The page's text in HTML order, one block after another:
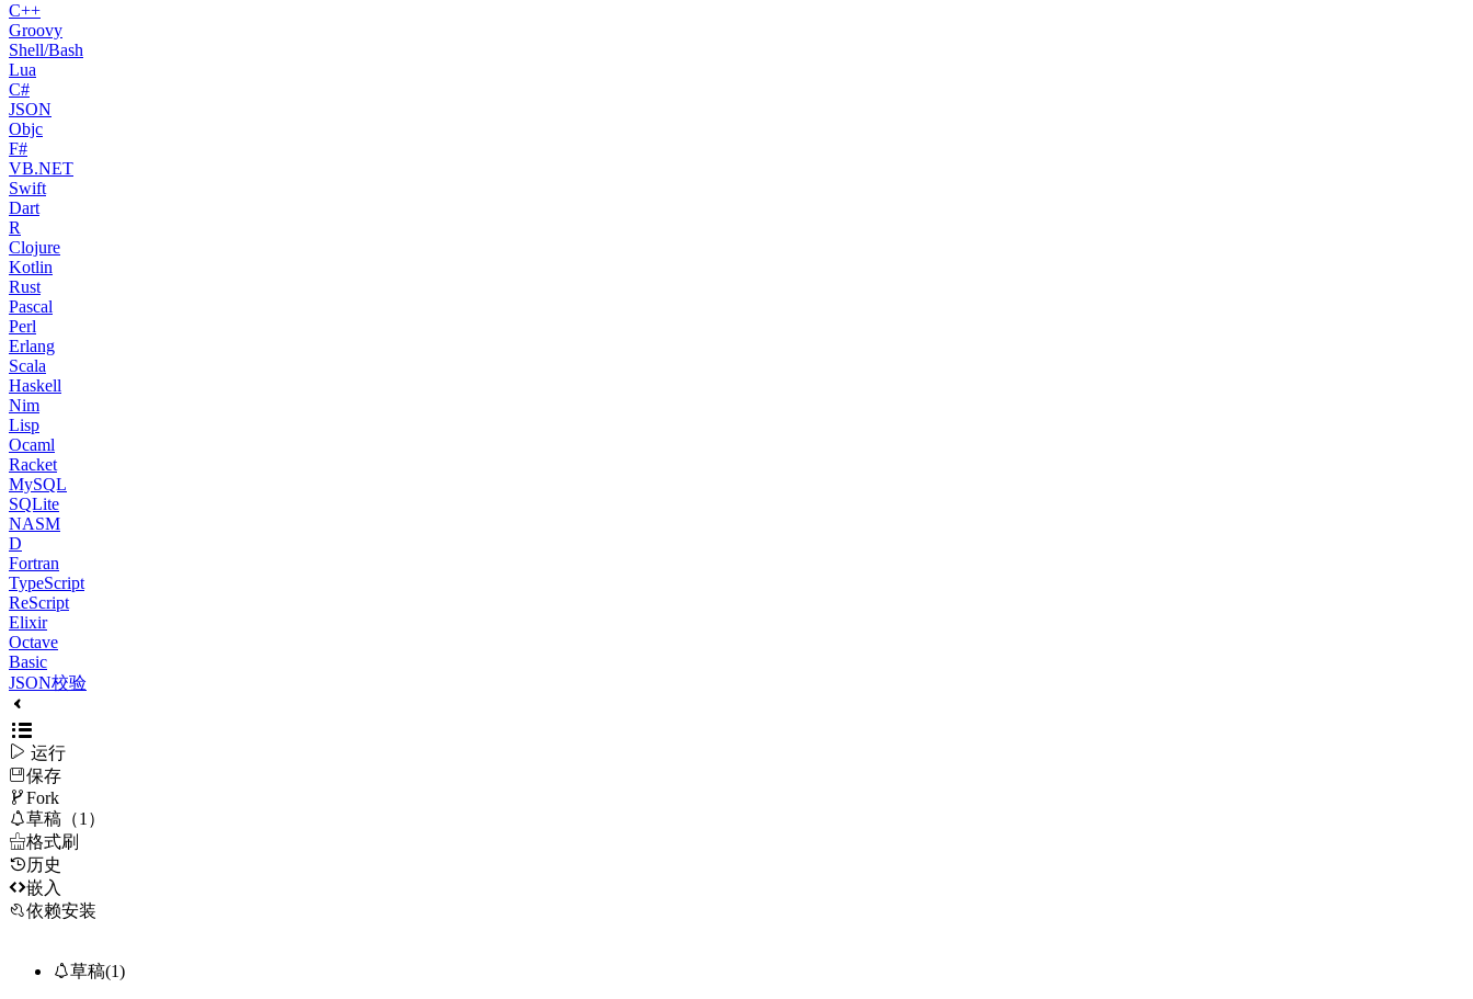
C++
Groovy
Shell/Bash
Lua
C#
JSON
Objc
F#
VB.NET
Swift
Dart
R
Clojure
Kotlin
Rust
Pascal
Perl
Erlang
Scala
Haskell
Nim
Lisp
Ocaml
Racket
MySQL
SQLite
NASM
D
Fortran
TypeScript
ReScript
Elixir
Octave
Basic
JSON校验
 运行
保存
Fork
草稿（1）
格式刷
历史
嵌入
依赖安装
草稿(1)